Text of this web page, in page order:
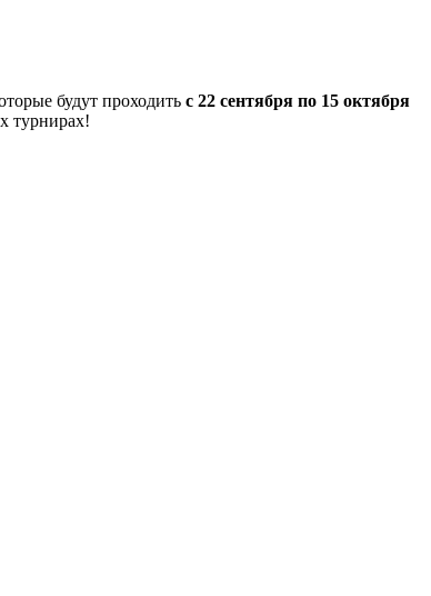
будут проходить с 22 сентября по 15 октября
турнирах!